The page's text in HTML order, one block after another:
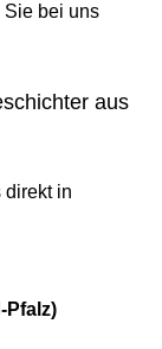
Sie bei uns
aus
direkt in
Pfalz)